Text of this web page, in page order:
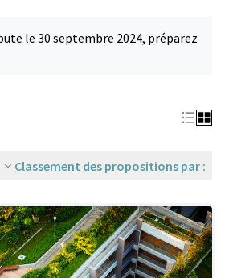
le 30 septembre 2024, préparez
Classement des propositions par :